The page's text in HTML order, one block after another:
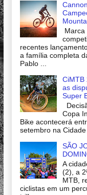
Marca
recentes
a família completa
Pablo ...
CiMTB
as
Super
Copa
Bike acontecerá
setembro na
SÃO
A
(2), a
MTB,
ciclistas em um